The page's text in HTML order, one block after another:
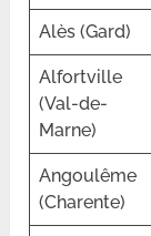
Alès (Gard)
Alfortville
(Val-de-
Marne)
Angoulême
(Charente)